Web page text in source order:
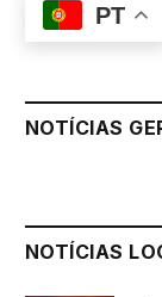
PT
NOTÍCIAS
NOTÍCIAS